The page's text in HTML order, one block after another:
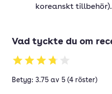
koreanskt tillbehör).
Vad tyckte du om
Betyg: 3.75 av 5 (4 röster)